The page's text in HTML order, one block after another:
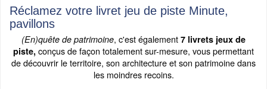
Réclamez votre livret jeu de piste Minute,
pavillons
(En)quête de patrimoine, c'est également 7 livrets jeux de
piste, conçus de façon totalement sur-mesure, vous permettant
de découvrir le territoire, son architecture et son patrimoine dans
les moindres recoins.